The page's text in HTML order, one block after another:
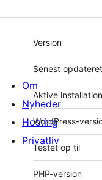
Meta
Version
Senest opdateret
Aktive
WordPress-
Testet op til
PHP-version
Om
Nyheder
Hosting
Privatliv